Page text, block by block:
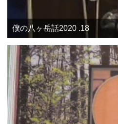
僕の八ヶ岳話2020 .18